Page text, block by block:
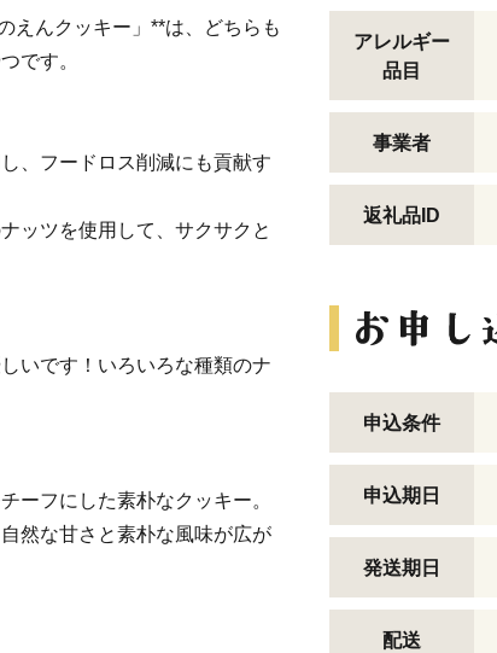
えんクッキー」**は、どちらも
です。
、フードロス削減にも貢献す
ッツを使用して、サクサクと
いです！いろいろな種類のナ
ーフにした素朴なクッキー。
然な甘さと素朴な風味が広が
アレルギー
品目
事業者
返礼品ID
申込条件
申込期日
発送期日
配送